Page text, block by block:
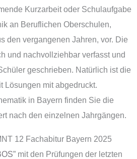
Kurzarbeit oder Schulaufgabe
an Beruflichen Oberschulen,
den vergangenen Jahren, vor. Die
und nachvollziehbar verfasst und
geschrieben. Natürlich ist die
Lösungen mit abgedruckt.
in Bayern finden Sie die
nach den einzelnen Jahrgängen.
12 Fachabitur Bayern 2025
” mit den Prüfungen der letzten